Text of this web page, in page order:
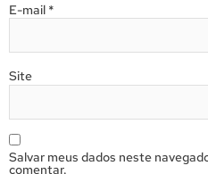
E-mail *
Site
Salvar meus dados neste
comentar.